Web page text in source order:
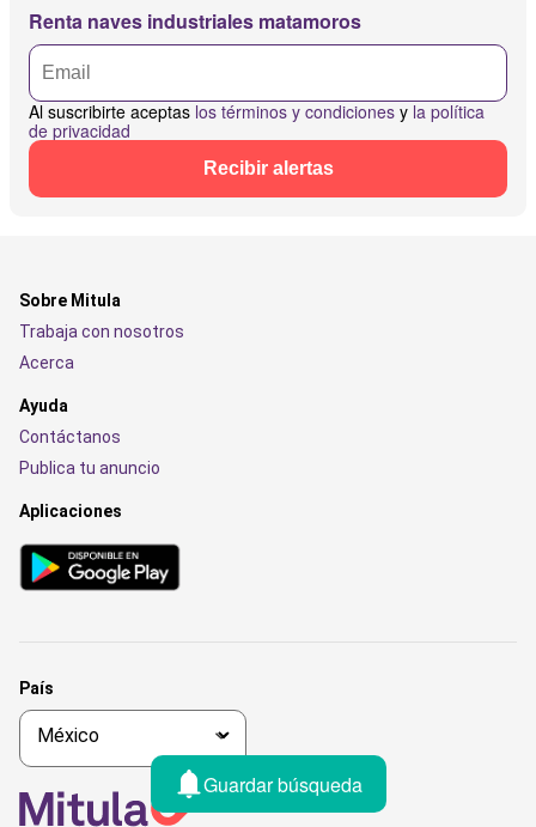
Renta naves industriales matamoros
Al suscribirte aceptas los términos y condiciones y la política
de privacidad
Recibir alertas
Guardar búsqueda
Sobre Mitula
Trabaja con nosotros
Acerca
Ayuda
Contáctanos
Publica tu anuncio
Aplicaciones
País